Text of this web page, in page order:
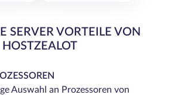
SERVER VORTEILE VON
HOSTZEALOT
Auswahl an Prozessoren von